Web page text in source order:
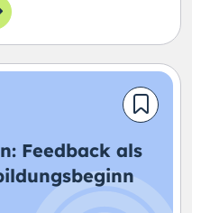
Feedback als